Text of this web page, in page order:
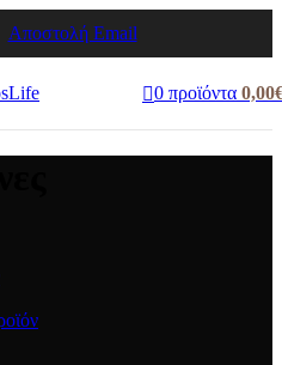
Αποστολή Email
0 προϊόντα 0,00